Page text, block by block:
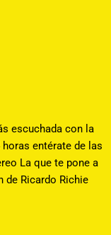
escuchada con la
entérate de las
La que te pone a
de Ricardo Richie